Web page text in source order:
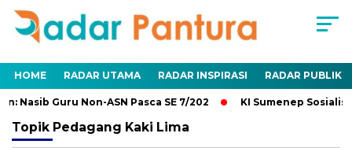
HOME RADAR UTAMA RADAR INSPIRASI RADAR PUBLIK
Nasib Guru Non-ASN Pasca SE 7/202 KI Sumenep
Topik Pedagang Kaki Lima